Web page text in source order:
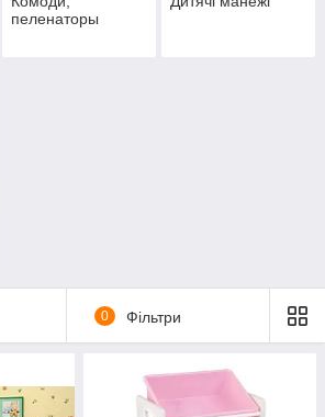
пеленаторы
0 Фільтри